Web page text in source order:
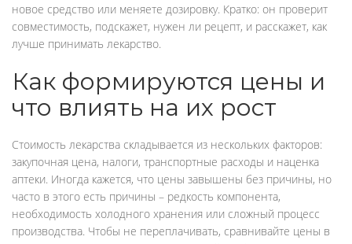
новое средство или меняете дозировку. Кратко: он проверит
совместимость, подскажет, нужен ли рецепт, и расскажет, как
лучше принимать лекарство.
Как формируются цены и
что влиять на их рост
Стоимость лекарства складывается из нескольких факторов:
закупочная цена, налоги, транспортные расходы и наценка
аптеки. Иногда кажется, что цены завышены без причины, но
часто в этого есть причины – редкость компонента,
необходимость холодного хранения или сложный процесс
производства. Чтобы не переплачивать, сравнивайте цены в